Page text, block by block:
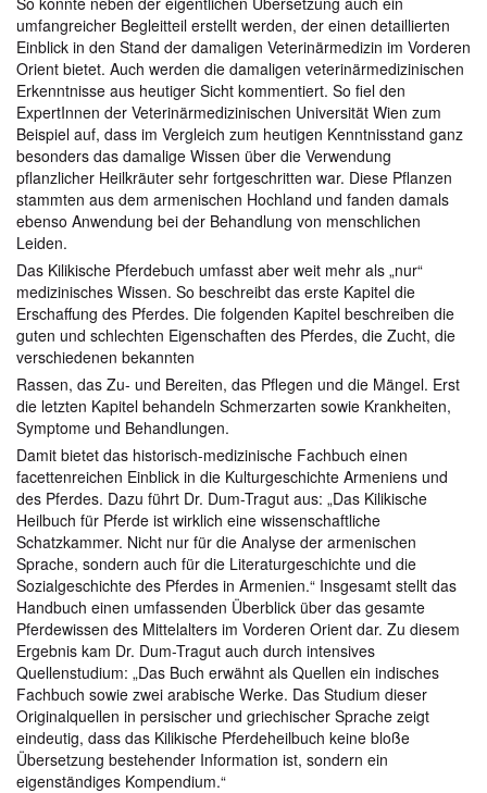
umfangreicher Begleitteil erstellt werden, der einen detaillierten
Einblick in den Stand der damaligen Veterinärmedizin im Vorderen
Orient bietet. Auch werden die damaligen veterinärmedizinischen
Erkenntnisse aus heutiger Sicht kommentiert. So fiel den
ExpertInnen der Veterinärmedizinischen Universität Wien zum
Beispiel auf, dass im Vergleich zum heutigen Kenntnisstand ganz
besonders das damalige Wissen über die Verwendung
pflanzlicher Heilkräuter sehr fortgeschritten war. Diese Pflanzen
stammten aus dem armenischen Hochland und fanden damals
ebenso Anwendung bei der Behandlung von menschlichen
Leiden.
Das Kilikische Pferdebuch umfasst aber weit mehr als „nur“
medizinisches Wissen. So beschreibt das erste Kapitel die
Erschaffung des Pferdes. Die folgenden Kapitel beschreiben die
guten und schlechten Eigenschaften des Pferdes, die Zucht, die
verschiedenen bekannten
Rassen, das Zu- und Bereiten, das Pflegen und die Mängel. Erst
die letzten Kapitel behandeln Schmerzarten sowie Krankheiten,
Symptome und Behandlungen.
Damit bietet das historisch-medizinische Fachbuch einen
facettenreichen Einblick in die Kulturgeschichte Armeniens und
des Pferdes. Dazu führt Dr. Dum-Tragut aus: „Das Kilikische
Heilbuch für Pferde ist wirklich eine wissenschaftliche
Schatzkammer. Nicht nur für die Analyse der armenischen
Sprache, sondern auch für die Literaturgeschichte und die
Sozialgeschichte des Pferdes in Armenien.“ Insgesamt stellt das
Handbuch einen umfassenden Überblick über das gesamte
Pferdewissen des Mittelalters im Vorderen Orient dar. Zu diesem
Ergebnis kam Dr. Dum-Tragut auch durch intensives
Quellenstudium: „Das Buch erwähnt als Quellen ein indisches
Fachbuch sowie zwei arabische Werke. Das Studium dieser
Originalquellen in persischer und griechischer Sprache zeigt
eindeutig, dass das Kilikische Pferdeheilbuch keine bloße
Übersetzung bestehender Information ist, sondern ein
eigenständiges Kompendium.“